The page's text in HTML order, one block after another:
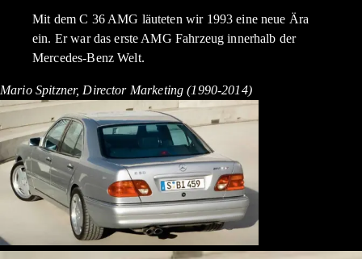
Mit dem C 36 AMG läuteten wir 1993 eine neue Ära
ein. Er war das erste AMG Fahrzeug innerhalb der
Mercedes-Benz Welt.
Mario Spitzner, Director Marketing (1990-2014)